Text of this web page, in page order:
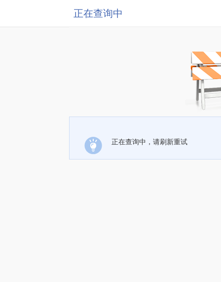
正在查询中
正在查询中，请刷新重试